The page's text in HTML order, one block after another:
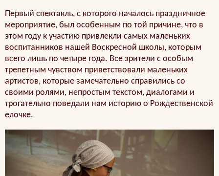
Первый спектакль, с которого началось праздничное
мероприятие, был особенным по той причине, что в
этом году к участию привлекли самых маленьких
воспитанников нашей Воскресной школы, которым
всего лишь по четыре года. Все зрители с особым
трепетным чувством приветствовали маленьких
артистов, которые замечательно справились со
своими ролями, непростым текстом, диалогами и
трогательно поведали нам историю о Рождественской
елочке.